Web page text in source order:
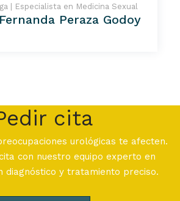
| Especialista en Medicina Sexual
Peraza Godoy
cita
urológicas te afecten.
con nuestro equipo experto en
diagnóstico y tratamiento preciso.